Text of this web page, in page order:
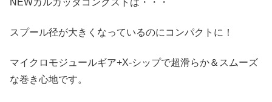
スプール径が大きくなっているのにコンパクトに！
マイクロモジュールギア+X-シップで超滑らか＆スムーズ
な巻き心地です。